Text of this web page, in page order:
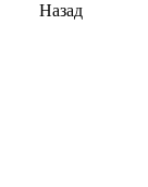
Назад